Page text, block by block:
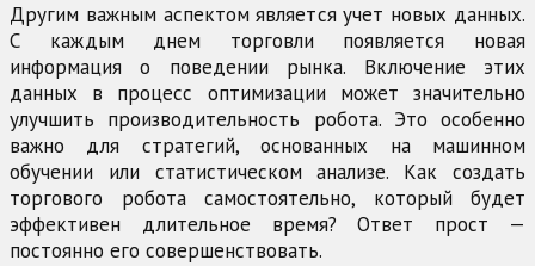
Другим важным аспектом является учет новых данных.
С каждым днем торговли появляется новая
информация о поведении рынка. Включение этих
данных в процесс оптимизации может значительно
улучшить производительность робота. Это особенно
важно для стратегий, основанных на машинном
обучении или статистическом анализе. Как создать
торгового робота самостоятельно, который будет
эффективен длительное время? Ответ прост —
постоянно его совершенствовать.